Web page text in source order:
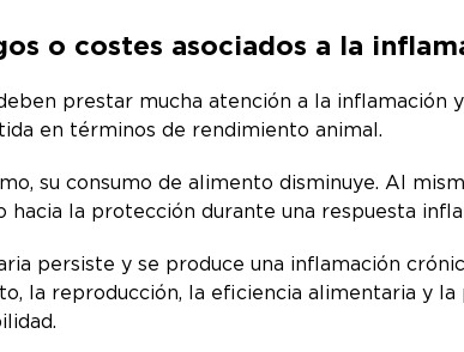
o costes asociados a la
prestar mucha atención a la inflamación
en términos de rendimiento animal.
su consumo de alimento disminuye. Al
la protección durante una respuesta
persiste y se produce una inflamación
la reproducción, la eficiencia alimentaria y